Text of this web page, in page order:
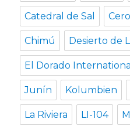
Catedral de Sal
Chimú Desierto de
El Dorado International
Junín Kolumbien
La Riviera LI-104